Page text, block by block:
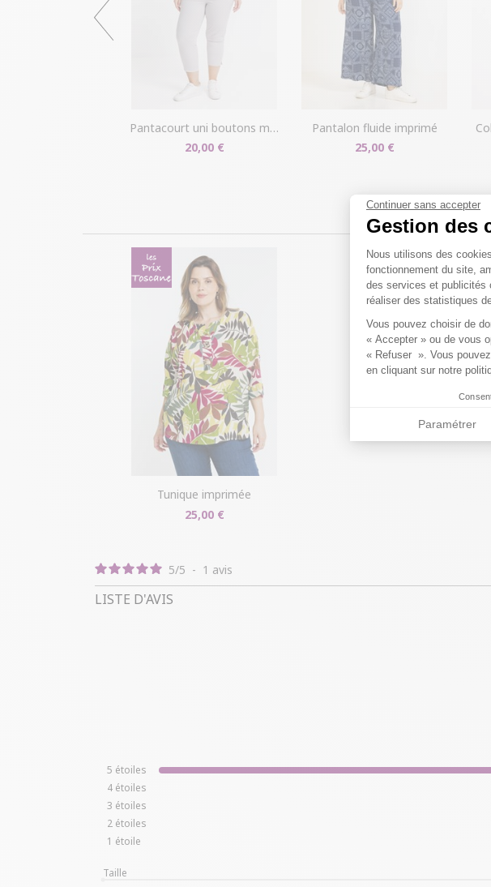
Continuer sans accepter
Gestion des
Plateforme
Nous utilisons des
fonctionnement du site,
des services et publicités
réaliser des statistiques
Vous pouvez choisir de
« Accepter » ou de vous
« Refuser ». Vous
en cliquant sur notre
Paramétrer
pantacourt uni boutons métal
20,00 €
pantalon fluide imprimé
25,00 €
DERNIERS
tunique imprimée
25,00 €
5/5 - 1 avis
LISTE D'AVIS
5 étoiles
4 étoiles
3 étoiles
2 étoiles
1 étoile
Taille